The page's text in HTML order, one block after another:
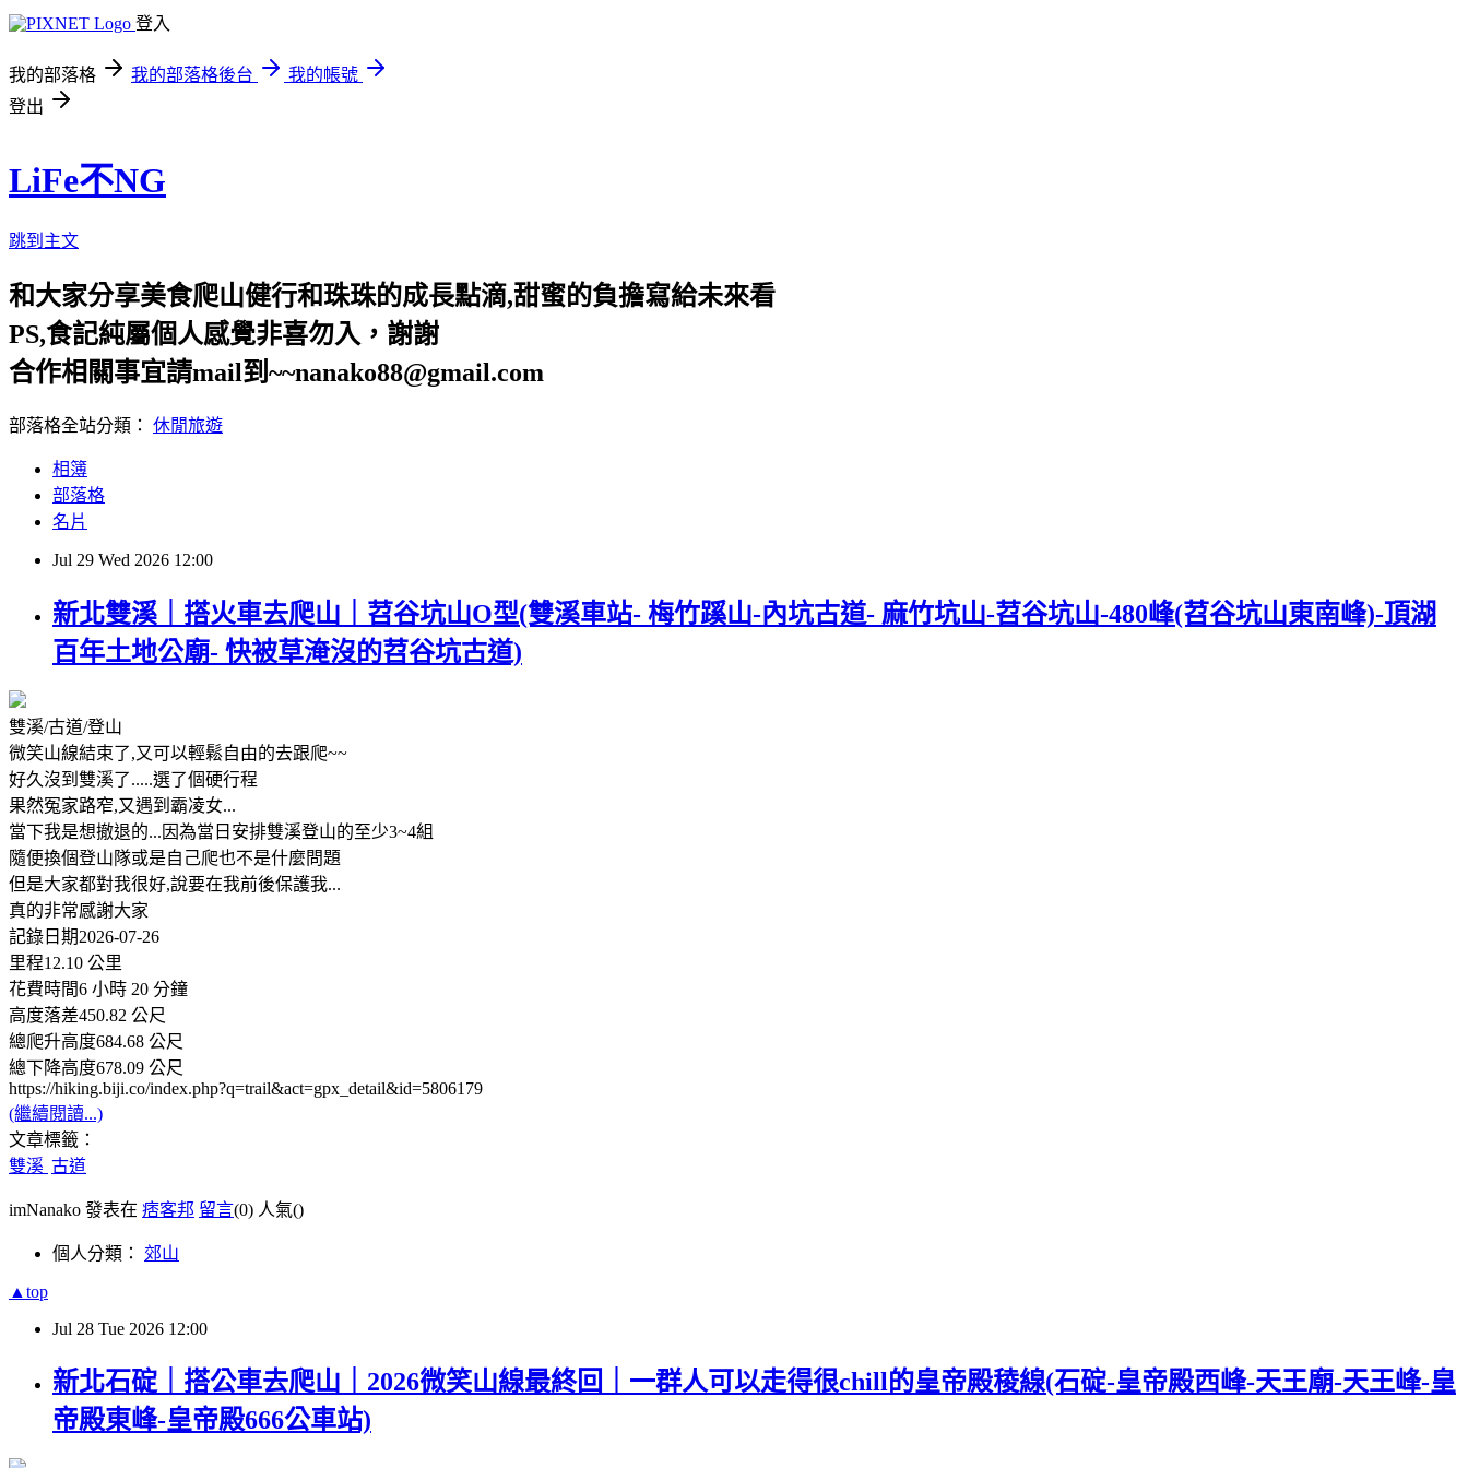
登入
我的部落格 我的部落格後台
我的帳號
登出
LiFe不NG
跳到主文
和大家分享美食爬山健行和珠珠的成長點滴,甜蜜的負擔寫給未來看
PS,食記純屬個人感覺非喜勿入，謝謝
合作相關事宜請mail到~~nanako88@gmail.com
部落格全站分類： 休閒旅遊
相簿
部落格
名片
Jul 29 Wed 2026 12:00
新北雙溪｜搭火車去爬山｜苕谷坑山O型(雙溪車站- 梅竹蹊山-內坑古道- 麻竹坑山-苕谷坑山-480峰(苕谷坑山東南峰)-頂湖
百年土地公廟- 快被草淹沒的苕谷坑古道)
雙溪/古道/登山
微笑山線結束了,又可以輕鬆自由的去跟爬~~
好久沒到雙溪了.....選了個硬行程
果然冤家路窄,又遇到霸凌女...
當下我是想撤退的...因為當日安排雙溪登山的至少3~4組
隨便換個登山隊或是自己爬也不是什麼問題
但是大家都對我很好,說要在我前後保護我...
真的非常感謝大家
記錄日期2026-07-26
里程12.10 公里
花費時間6 小時 20 分鐘
高度落差450.82 公尺
總爬升高度684.68 公尺
總下降高度678.09 公尺
https://hiking.biji.co/index.php?q=trail&act=gpx_detail&id=5806179
(繼續閱讀...)
文章標籤：
雙溪 古道
imNanako 發表在 痞客邦 留言(0) 人氣()
個人分類： 郊山
▲top
Jul 28 Tue 2026 12:00
新北石碇｜搭公車去爬山｜2026微笑山線最終回｜一群人可以走得很chill的皇帝殿稜線(石碇-皇帝殿西峰-天王廟-天王峰-皇
帝殿東峰-皇帝殿666公車站)